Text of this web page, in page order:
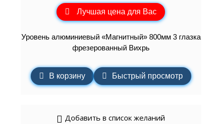
Лучшая цена для Вас
Уровень алюминиевый «Магнитный» 800мм 3 глазка
фрезерованный Вихрь
В корзину Быстрый просмотр
Добавить в список желаний